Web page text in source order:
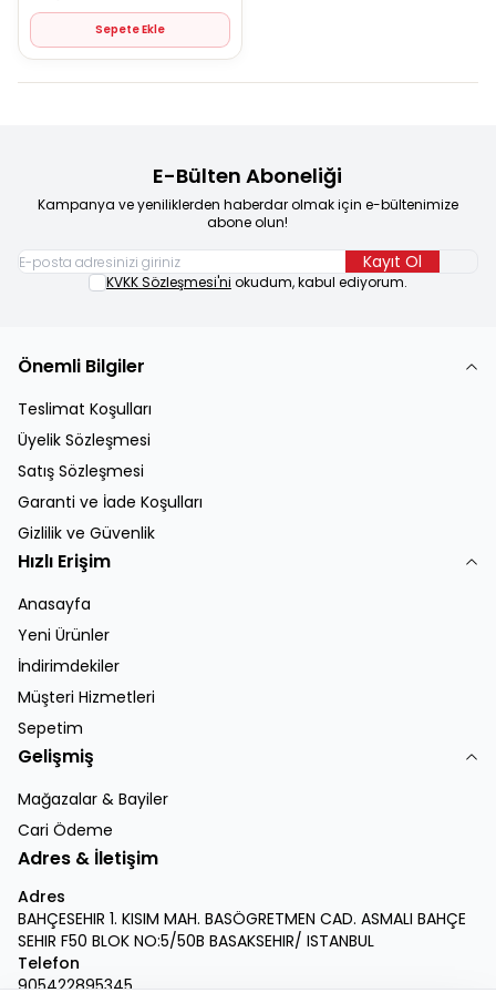
Sepete Ekle
E-Bülten Aboneliği
Kampanya ve yeniliklerden haberdar olmak için e-bültenimize
abone olun!
Kayıt Ol
KVKK Sözleşmesi'ni okudum, kabul ediyorum.
Önemli Bilgiler
Teslimat Koşulları
Üyelik Sözleşmesi
Satış Sözleşmesi
Garanti ve İade Koşulları
Gizlilik ve Güvenlik
Hızlı Erişim
Anasayfa
Yeni Ürünler
İndirimdekiler
Müşteri Hizmetleri
Sepetim
Gelişmiş
Mağazalar & Bayiler
Cari Ödeme
Adres & İletişim
Adres
BAHÇESEHIR 1. KISIM MAH. BASÖGRETMEN CAD. ASMALI BAHÇE
SEHIR F50 BLOK NO:5/50B BASAKSEHIR/ ISTANBUL
Telefon
905422895345